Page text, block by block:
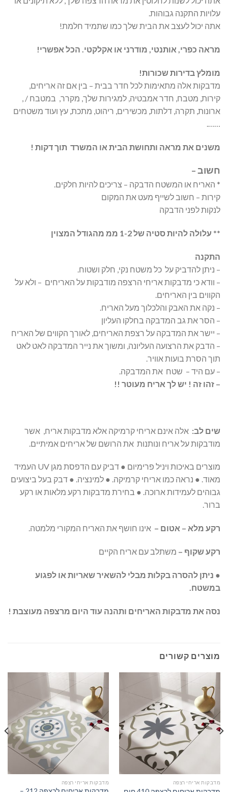
עלויות התקנה גבוהות.
אתה יכול לעצב את הבית שלך כמו שתמיד חלמת!
מראה כפרי, אותנטי, מודרני או אקלקטי. הכל אפשרי!
מומלץ בדירות שכורות!
מדבקות אלה מתאימות לכל חדר בבית – בין אם זה אריחים,
קירות, מטבח, חדר אמבטיה, למגירות שלך, מקרר, במטבח / ,
ארונות, תקרה, דלתות, מכשירים, ריהוט, מתכת, עץ ועוד משטחים
משנים את מראה ותחושת הבית או המשרד תוך דקות !
חשוב –
* האריח או המשטח הדבקה – צריכים להיות חלקים.
קירות – חשוב לשייף מעט את המקום
לנקות לפני הדבקה
** עלולה להיות סטיה של 1-2 ממ מהגודל המצוין
התקנה
– ניתן להדביק על כל משטח נקי, חלק ושטוח.
– וודא כי מדבקות אריחי הרצפה מודבקות על האריחים – ולא על
הקווים בין האריחים.
– נקה את האבק והלכלוך מעל האריח.
– הסר את גב המדבקה בחלקו העליון
– יישר את המדבקה על רצפת האריחים, לאורך הקווים של האריח
– הדבק את הרצועה העליונה, ומשוך את נייר המדבקה לאט לאט
תוך הסרת בועות אוויר.
– עם היד – שטח את המדבקה.
– זהו זה ! יש לך אריח מעוטר !!
שים לב: אלה אינם אריחי קרמיקה אלא מדבקות אריח, אשר
מודבקות על אריח ונותנות את הרושם של אריחים אמיתיים.
מוצרים באיכות ויניל פרימיום ● דביק עם הדפסת מגן UV העמיד
מאוד. ● נראה כמו אריחי קרמיקה. ● למינציה. ● דבק בעל ביצועים
גבוהים לעמידות ארוכה. ● בחירת מדבקות רקע מלאות או רקע
ברור.
רקע מלא – אטום – אינו חושף את האריח המקורי מלמטה.
רקע שקוף – משתלב עם אריח הקיים
● ניתן להסרה בקלות מבלי להשאיר שאריות או לפגוע
במשטח.
נסה את מדבקות האריחים ותהנה עוד היום מרצפה מעוצבת !
מוצרים קשורים
מדבקות אריחי רצפה מדבקות אריחי רצפה